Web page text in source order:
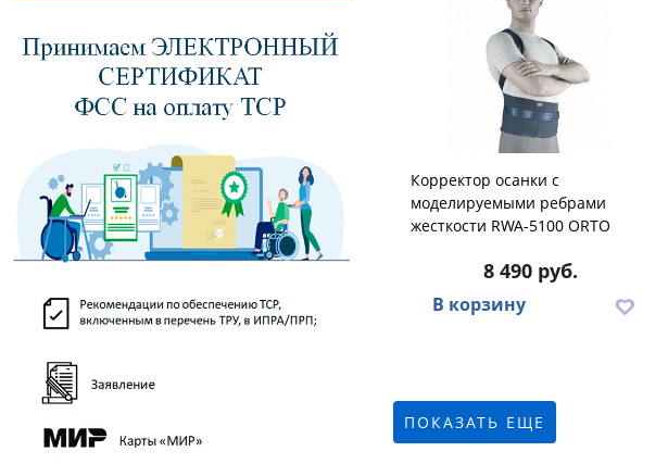
Корректор осанки с
моделируемыми ребрами
жесткости RWA-5100 ORTO
8 490 руб.
В корзину
ПОКАЗАТЬ ЕЩЕ